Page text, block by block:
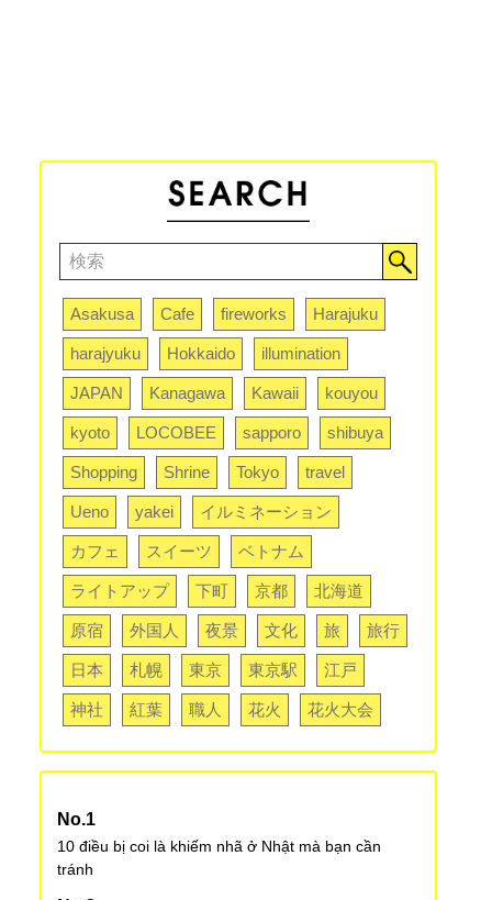
Asakusa Cafe fireworks Harajuku
harajyuku Hokkaido illumination
JAPAN Kanagawa Kawaii kouyou
kyoto LOCOBEE sapporo shibuya
Shopping Shrine Tokyo travel
Ueno yakei イルミネーション
カフェ スイーツ ベトナム
ライトアップ 下町 京都 北海道
原宿 外国人 夜景 文化 旅 旅行
日本 札幌 東京 東京駅 江戸
神社 紅葉 職人 花火 花火大会
10 điều bị coi là khiếm nhã ở Nhật mà bạn cần
tránh